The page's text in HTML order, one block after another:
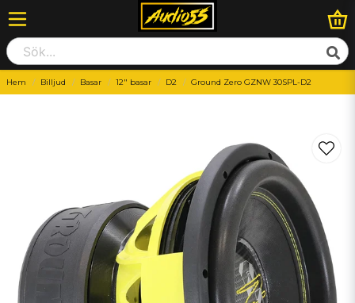
Hem Billjud Basar 12" basar D2 Ground Zero GZNW 30SPL-D2